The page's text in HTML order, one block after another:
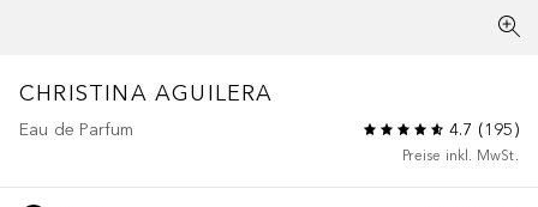
CHRISTINA AGUILERA
Eau de Parfum 4.7 (195)
Preise inkl. MwSt.